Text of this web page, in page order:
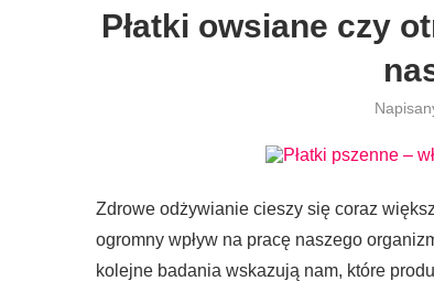
Płatki owsiane czy
Zdrowe odżywianie cieszy się coraz
ogromny wpływ na pracę naszego
kolejne badania wskazują nam, które